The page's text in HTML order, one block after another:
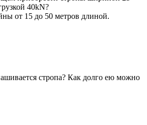
40kN?
от 15 до 50 метров длиной.
стропа? Как долго ею можно